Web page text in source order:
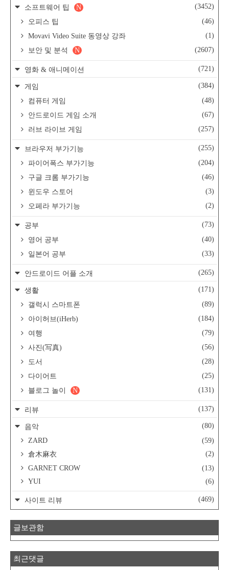
소프트웨어 팁 (3452)
N
오피스 팁
(46)
Movavi Video Suite 동영상 강좌
(1)
보안 및 분석
(2607)
N
영화 & 애니메이션 (721)
게임
(384)
컴퓨터 게임
(48)
안드로이드 게임 소개
(67)
러브 라이브 게임
(257)
브라우저 부가기능
(255)
파이어폭스 부가기능
(204)
구글 크롬 부가기능
(46)
윈도우 스토어
(3)
오페라 부가기능
(2)
공부
(73)
영어 공부
(40)
일본어 공부
(33)
안드로이드 어플 소개 (265)
생활
(171)
갤럭시 스마트폰
(89)
아이허브(iHerb)
(184)
여행
(79)
사진(写真)
(56)
도서
(28)
다이어트
(25)
블로그 놀이
(131)
N
리뷰 (137)
음악
(80)
ZARD
(59)
倉木麻衣
(2)
GARNET CROW
(13)
YUI
(6)
사이트 리뷰 (469)
글보관함
최근댓글